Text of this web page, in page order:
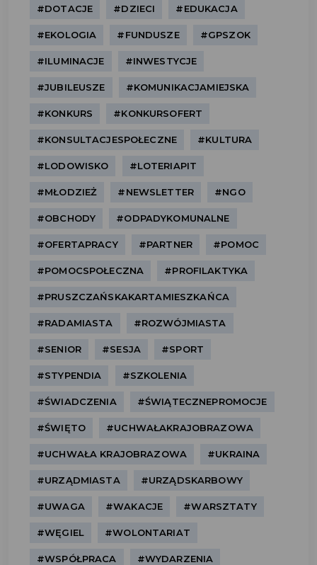
#DOTACJE #DZIECI #EDUKACJA
#EKOLOGIA #FUNDUSZE #GPSZOK
#ILUMINACJE #INWESTYCJE
#JUBILEUSZE #KOMUNIKACJAMIEJSKA
#KONKURS #KONKURSOFERT
#KONSULTACJESPOŁECZNE #KULTURA
#LODOWISKO #LOTERIAPIT
#MŁODZIEŻ #NEWSLETTER #NGO
#OBCHODY #ODPADYKOMUNALNE
#OFERTAPRACY #PARTNER #POMOC
#POMOCSPOŁECZNA #PROFILAKTYKA
#PRUSZCZAŃSKAKARTAMIESZKAŃCA
#RADAMIASTA #ROZWÓJMIASTA
#SENIOR #SESJA #SPORT
#STYPENDIA #SZKOLENIA
#ŚWIADCZENIA #ŚWIĄTECZNEPROMOCJE
#ŚWIĘTO #UCHWAŁAKRAJOBRAZOWA
#UCHWAŁA KRAJOBRAZOWA #UKRAINA
#URZĄDMIASTA #URZĄDSKARBOWY
#UWAGA #WAKACJE #WARSZTATY
#WĘGIEL #WOLONTARIAT
#WSPÓŁPRACA #WYDARZENIA